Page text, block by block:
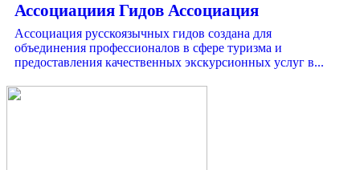
Ассоциациия Гидов Ассоциация
Ассоциация русскоязычных гидов создана для
объединения профессионалов в сфере туризма и
предоставления качественных экскурсионных услуг в...